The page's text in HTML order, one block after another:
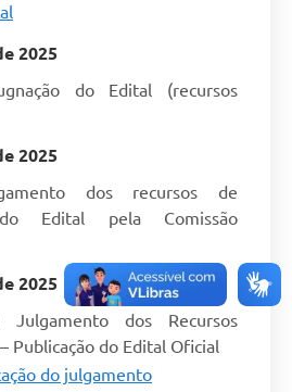
2025
do Edital (recursos
2025
dos recursos de
Edital pela Comissão
2025
Julgamento dos Recursos
Publicação do Edital Oficial
do julgamento